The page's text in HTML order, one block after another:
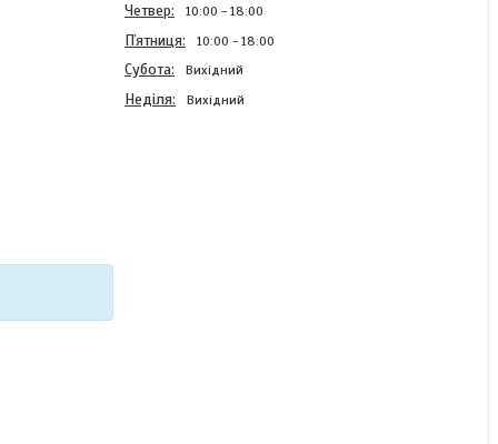
Четвер 10:00 18:00
Пʼятниця 10:00 18:00
Субота Вихідний
Неділя Вихідний